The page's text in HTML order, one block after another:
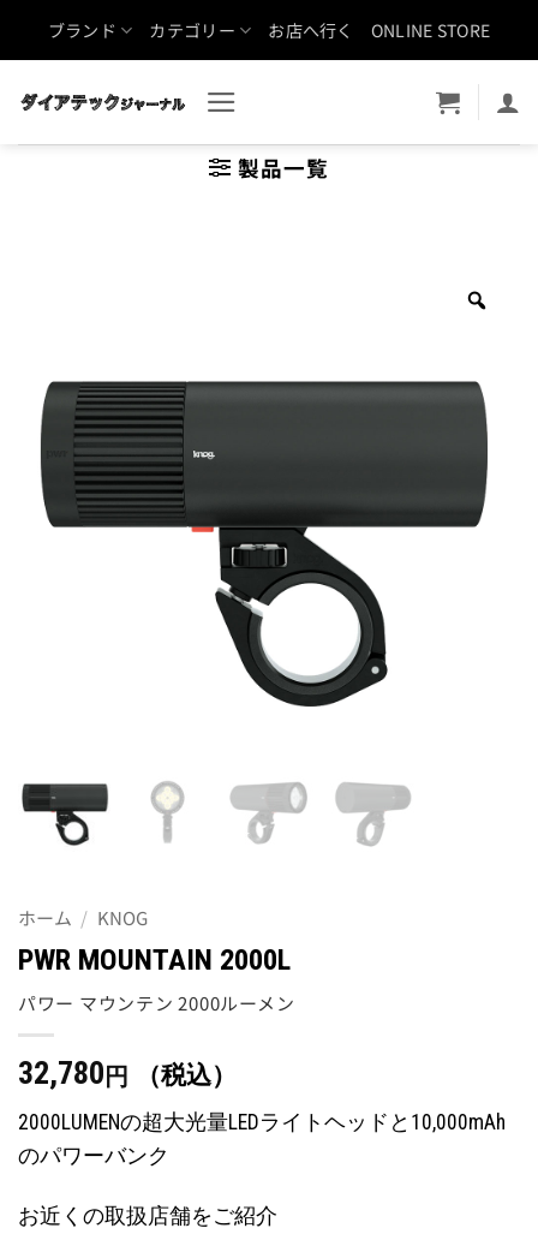
ブランド カテゴリー お店へ行く ONLINE STORE
製品一覧
ホーム / KNOG
PWR MOUNTAIN 2000L
パワー マウンテン 2000ルーメン
32,780 円 （税込）
2000LUMENの超大光量LEDライトヘッドと10,000mAh
のパワーバンク
お近くの取扱店舗をご紹介